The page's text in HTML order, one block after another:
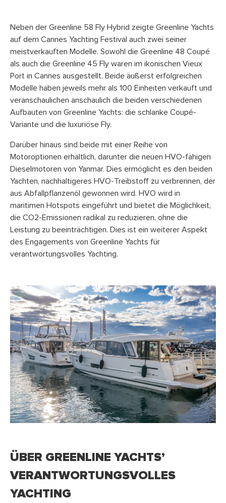
Neben der Greenline 58 Fly Hybrid zeigte Greenline Yachts
auf dem Cannes Yachting Festival auch zwei seiner
meistverkauften Modelle. Sowohl die Greenline 48 Coupé
als auch die Greenline 45 Fly waren im ikonischen Vieux
Port in Cannes ausgestellt. Beide äußerst erfolgreichen
Modelle haben jeweils mehr als 100 Einheiten verkauft und
veranschaulichen anschaulich die beiden verschiedenen
Aufbauten von Greenline Yachts: die schlanke Coupé-
Variante und die luxuriöse Fly.
Darüber hinaus sind beide mit einer Reihe von
Motoroptionen erhältlich, darunter die neuen HVO-fähigen
Dieselmotoren von Yanmar. Dies ermöglicht es den beiden
Yachten, nachhaltigeres HVO-Treibstoff zu verbrennen, der
aus Abfallpflanzenöl gewonnen wird. HVO wird in
maritimen Hotspots eingeführt und bietet die Möglichkeit,
die CO2-Emissionen radikal zu reduzieren, ohne die
Leistung zu beeinträchtigen. Dies ist ein weiterer Aspekt
des Engagements von Greenline Yachts für
verantwortungsvolles Yachting.
ÜBER GREENLINE YACHTS’
VERANTWORTUNGSVOLLES
YACHTING